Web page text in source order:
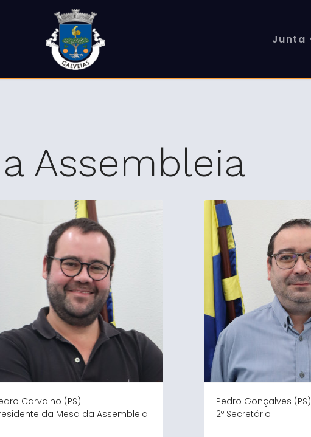
Junta
Assembleia
Carvalho (PS)
da Mesa da Assembleia
Pedro Gonçalves (PS)
2º Secretário